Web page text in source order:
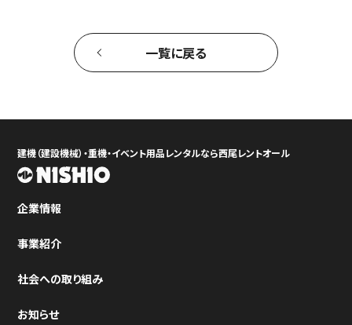
一覧に戻る
建機（建設機械）・重機・イベント用品レンタルなら西尾レントオール
企業情報
事業紹介
社会への取り組み
お知らせ